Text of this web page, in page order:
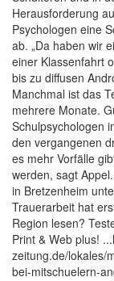
Herausforderung
Psychologen eine
ab. „Da haben wir
einer Klassenfahrt
bis zu diffusen
Manchmal ist das
mehrere Monate.
Schulpsychologen
den vergangenen
es mehr Vorfälle
werden, sagt
in Bretzenheim
Trauerarbeit hat
Region lesen?
Print & Web plus!
zeitung.de/lokales/
bei-mitschuelern-